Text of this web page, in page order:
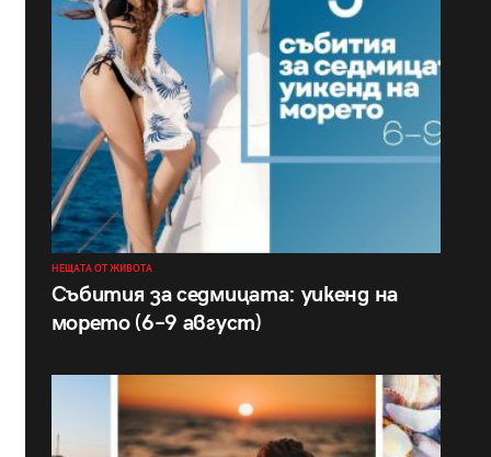
НЕЩАТА ОТ ЖИВОТА
Събития за седмицата: уикенд на
морето (6–9 август)